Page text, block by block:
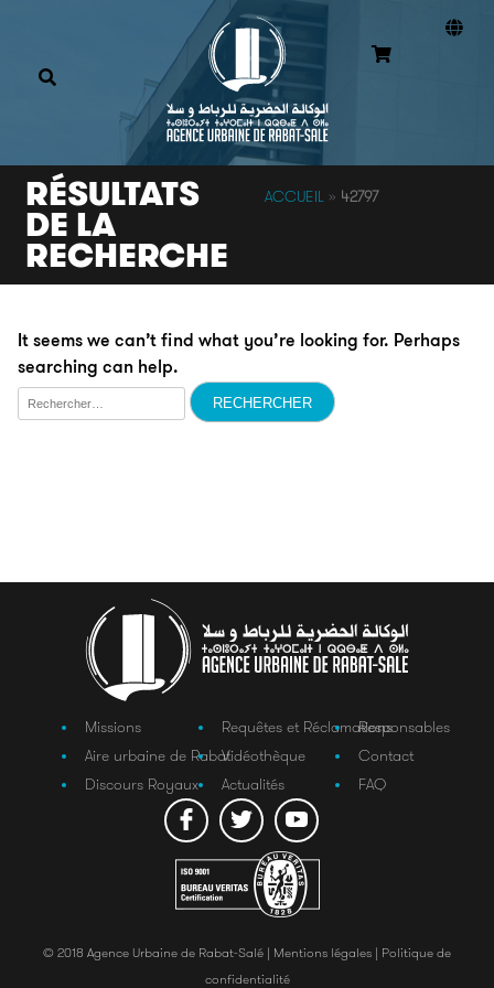
RÉSULTATS
DE LA
RECHERCHE
ACCUEIL » 42797
It seems we can’t find what you’re looking for. Perhaps
searching can help.
Rechercher :
Missions
Aire urbaine de Rabat
Discours Royaux
Requêtes et Réclamations
Vidéothèque
Actualités
Responsables
Contact
FAQ
© 2018 Agence Urbaine de Rabat-Salé | Mentions légales | Politique de
confidentialité